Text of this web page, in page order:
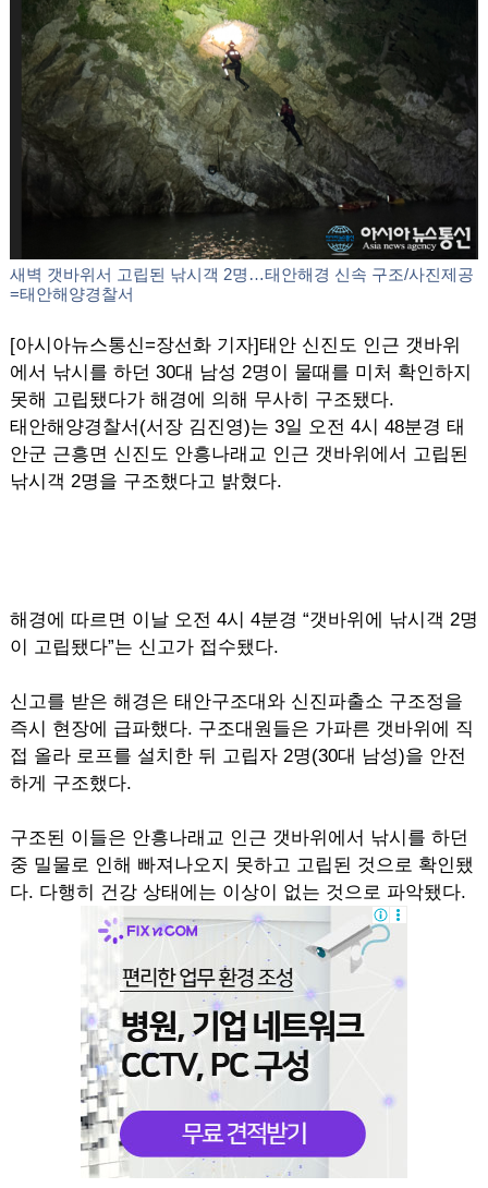
새벽 갯바위서 고립된 낚시객 2명…태안해경 신속 구조/사진제공
=태안해양경찰서
[아시아뉴스통신=장선화 기자]태안 신진도 인근 갯바위
에서 낚시를 하던 30대 남성 2명이 물때를 미처 확인하지
못해 고립됐다가 해경에 의해 무사히 구조됐다.
태안해양경찰서(서장 김진영)는 3일 오전 4시 48분경 태
안군 근흥면 신진도 안흥나래교 인근 갯바위에서 고립된
낚시객 2명을 구조했다고 밝혔다.
해경에 따르면 이날 오전 4시 4분경 “갯바위에 낚시객 2명
이 고립됐다”는 신고가 접수됐다.
신고를 받은 해경은 태안구조대와 신진파출소 구조정을
즉시 현장에 급파했다. 구조대원들은 가파른 갯바위에 직
접 올라 로프를 설치한 뒤 고립자 2명(30대 남성)을 안전
하게 구조했다.
구조된 이들은 안흥나래교 인근 갯바위에서 낚시를 하던
중 밀물로 인해 빠져나오지 못하고 고립된 것으로 확인됐
다. 다행히 건강 상태에는 이상이 없는 것으로 파악됐다.